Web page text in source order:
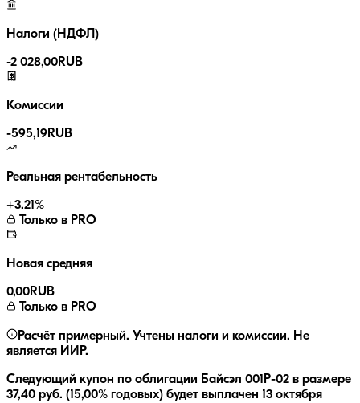
Налоги (НДФЛ)
-2 028,00RUB
Комиссии
-595,19RUB
Реальная рентабельность
+3.21%
Только в PRO
Новая средняя
0,00RUB
Только в PRO
Расчёт примерный. Учтены налоги и комиссии. Не
является ИИР.
Следующий купон по облигации Байсэл 001P-02 в размере
37,40 руб. (15,00% годовых) будет выплачен 13 октября